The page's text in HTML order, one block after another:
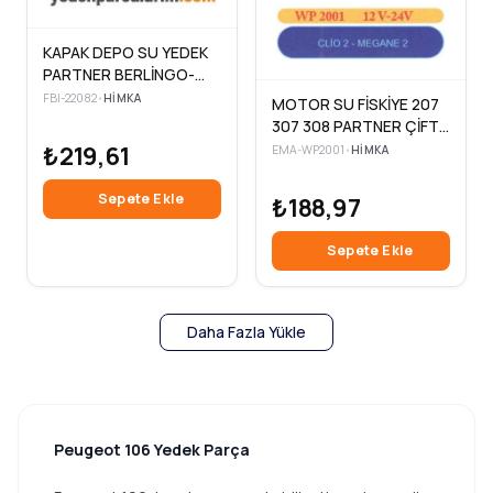
KAPAK DEPO SU YEDEK
PARTNER BERLİNGO-
307 407 206
FBI-22082•HIMKA
₺219,61
Sepete Ekle
MOTOR SU FİSKİYE 207
307 308 PARTNER ÇİFT
ÇIKIŞ MEGANE II TEPE
EMA-WP2001 •HIMKA
₺188,97
Sepete Ekle
Daha Fazla Yükle
Peugeot 106 Yedek Parça